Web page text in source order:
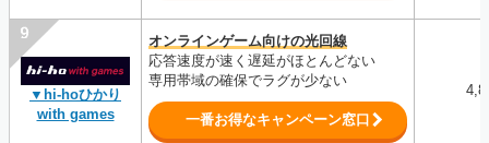
▼hi-hoひかり
with games
オンラインゲーム向けの光回線
応答速度が速く遅延がほとんどない
専用帯域の確保でラグが少ない
一番お得なキャンペーン窓口